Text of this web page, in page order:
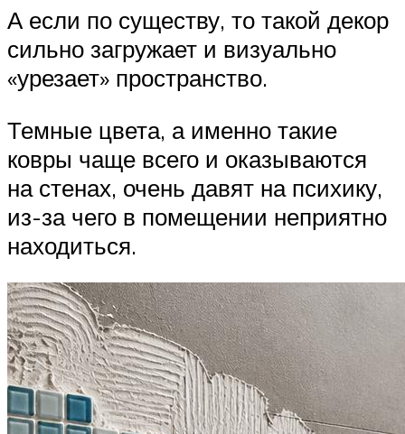
А если по существу, то такой декор
сильно загружает и визуально
«урезает» пространство.
Темные цвета, а именно такие
ковры чаще всего и оказываются
на стенах, очень давят на психику,
из-за чего в помещении неприятно
находиться.